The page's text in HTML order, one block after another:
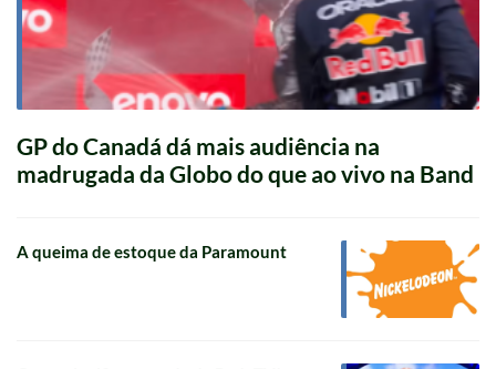
GP do Canadá dá mais audiência na
madrugada da Globo do que ao vivo na Band
A queima de estoque da Paramount